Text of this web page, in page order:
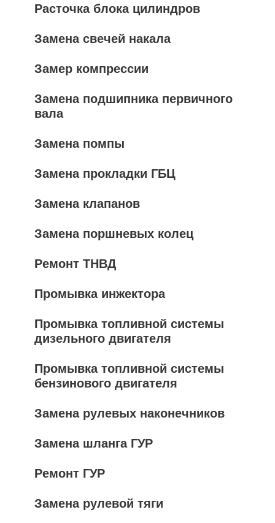
Расточка блока цилиндров
Замена свечей накала
Замер компрессии
Замена подшипника первичного
вала
Замена помпы
Замена прокладки ГБЦ
Замена клапанов
Замена поршневых колец
Ремонт ТНВД
Промывка инжектора
Промывка топливной системы
дизельного двигателя
Промывка топливной системы
бензинового двигателя
Замена рулевых наконечников
Замена шланга ГУР
Ремонт ГУР
Замена рулевой тяги